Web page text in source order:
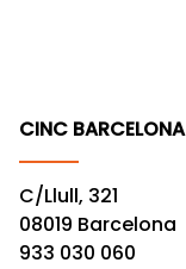
CINC BARCELONA
C/Llull, 321
08019 Barcelona
933 030 060